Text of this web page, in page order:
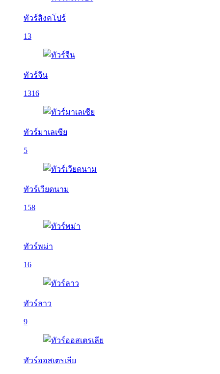
ทัวร์สิงคโปร์
13
ทัวร์จีน
1316
ทัวร์มาเลเซีย
5
ทัวร์เวียดนาม
158
ทัวร์พม่า
16
ทัวร์ลาว
9
ทัวร์ออสเตรเลีย